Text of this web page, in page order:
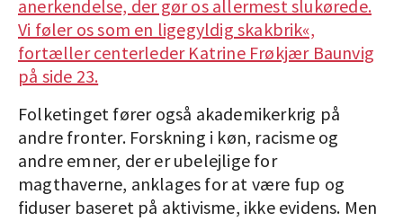
anerkendelse, der gør os allermest slukørede.
Vi føler os som en ligegyldig skakbrik«,
fortæller centerleder Katrine Frøkjær Baunvig
på side 23.
Folketinget fører også akademikerkrig på
andre fronter. Forskning i køn, racisme og
andre emner, der er ubelejlige for
magthaverne, anklages for at være fup og
fiduser baseret på aktivisme, ikke evidens. Men